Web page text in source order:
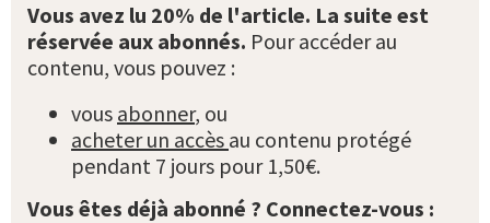
Vous avez lu 20% de l'article. La suite est
réservée aux abonnés. Pour accéder au
contenu, vous pouvez :
vous abonner, ou
acheter un accès au contenu protégé
pendant 7 jours pour 1,50€.
Vous êtes déjà abonné ? Connectez-vous :